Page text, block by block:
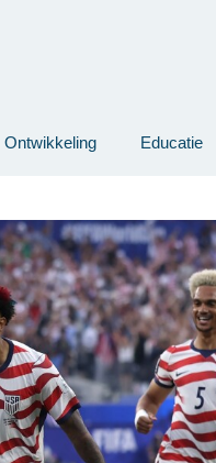
Ontwikkeling Educatie